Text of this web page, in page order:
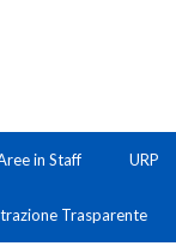
in Staff URP
Trasparente